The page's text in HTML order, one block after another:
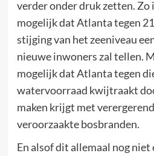
verder onder druk zetten.
mogelijk dat Atlanta tegen
stijging van het zeeniveau
nieuwe inwoners zal tellen.
mogelijk dat Atlanta tegen
watervoorraad kwijtraakt
maken krijgt met
veroorzaakte bosbranden.
En alsof dit allemaal nog niet